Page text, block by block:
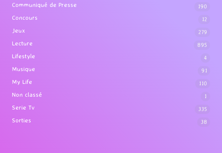
Communiqué de Presse 190
Concours 12
Jeux 279
Lecture 895
Lifestyle 4
Musique 91
My Life 110
Non classé 1
Serie Tv 335
Sorties 38